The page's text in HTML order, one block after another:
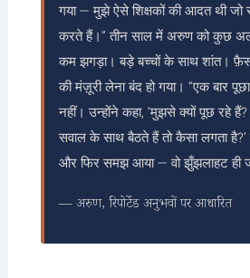
गया — मुझे ऐसे शिक्षकों की आदत थी जो
करते हैं।” तीन साल में अरुण को कुछ
कम झगड़ा। बड़े बच्चों के साथ शांत।
की मंज़ूरी लेना बंद हो गया। “एक बार
नहीं। उन्होंने कहा, ‘मुझसे क्यों पूछ रहे
सवाल के साथ बैठते हैं तो कैसा लगता
और फिर समझ आया — वो झुँझलाहट ही
— अरुण, रिपोर्टेड अनुभवों पर आधारित